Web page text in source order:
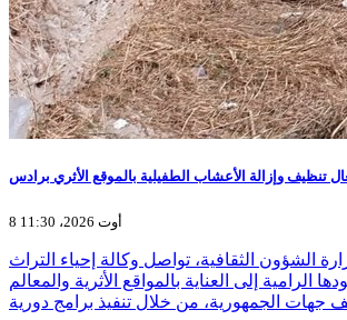
تنظيف وإزالة الأعشاب الطفيلية بالموقع الأثري برادس
8 أوت 2026، 11:30
الشؤون الثقافية، تواصل وكالة إحياء التراث
الرامية إلى العناية بالمواقع الأثرية والمعالم